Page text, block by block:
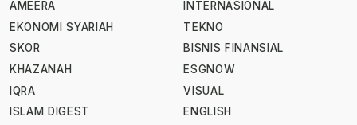
AMEERA
EKONOMI SYARIAH
SKOR
KHAZANAH
IQRA
ISLAM DIGEST
INTERNASIONAL
TEKNO
BISNIS FINANSIAL
ESGNOW
VISUAL
ENGLISH